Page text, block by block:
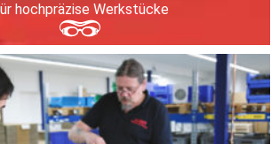
hochpräzise Werkstücke